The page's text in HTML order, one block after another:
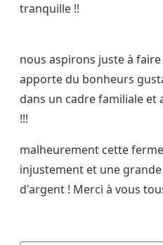
tranquille !!
nous aspirons juste à
apporte du bonheurs
dans un cadre familiale et
!!!
malheurement cette
injustement et une
d'argent ! Merci à vous